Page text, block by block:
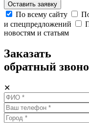
Оставить заявку
По всему сайту
и спецпредложений
новостям и статьям
Заказать
обратный
✕